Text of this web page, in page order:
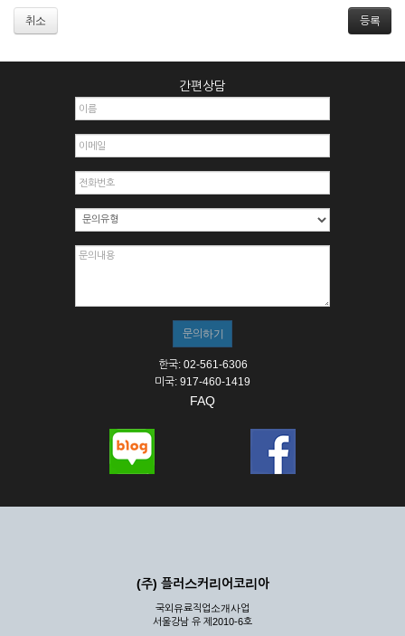
거절하거나 취소할 수 있으며, 실명으로 등록하지 않은 자의 일
2. 개인정보를 허위로 기재하여 신청할 경우
3. 경쟁 관게에 있는 이용자가 신청할 경우
4. 타인의 서비스 이용을 방해하거나, 정보를 도용한 경우
6. 이용자가 영업활동 또는 부정한 용도로 본 서비스를 이용할
7. 회사의 정보를 사전 승낙 없이 전재, 변조, 복사하여 이용하
8. 기타 회사가 정한 제반 사항을 위반하며 신청하는 경우
제5조 (서비스의 이용 및 중지)
② 시스템 점검, 교체 및 고장, 기술적인 이유, 국가비상사태, 정
스가 불가능할 경우 회사는 사전 공지나 예고 없이 서비스의 전
부 또는 일부를 일시적 또는 영구적으로 중지할 수 있습니다.
③ 기타 회사는 서비스를 제공할 수 없는 합당한 사유가 발생한
④ 회사는 제 2항 및 제 3항의 사유로 서비스의 제공이 일시적
여 배상하지 않습니다.
제3장 권리 및 의무
공할 수 있도록 최선의 노력을 다하여야 합니다.
게 누설, 배포하여서는 안됩니다. 다만, 관계법령에 의하여 국가
기관 등의 합법적인 요구가 있는 경우에는 해당 되지 않습니다.
취소
간편상담
한국: 02-561-6306
미국: 917-460-1419
FAQ
(주) 플러스커리어코리아
국외유료직업소개사업
서울강남 유 제2010-6호